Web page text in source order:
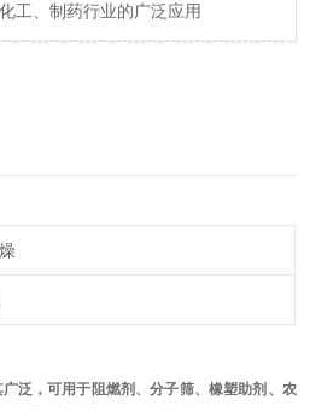
工、制药行业的广泛应用
泛，可用于阻燃剂、分子筛、橡塑助剂、农